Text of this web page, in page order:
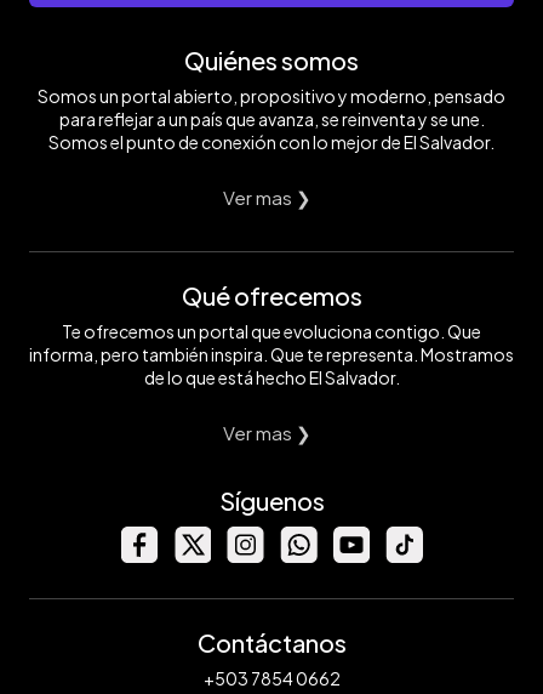
Quiénes somos
Somos un portal abierto, propositivo y moderno, pensado
para reflejar a un país que avanza, se reinventa y se une.
Somos el punto de conexión con lo mejor de El Salvador.
Ver mas ❯
Qué ofrecemos
Te ofrecemos un portal que evoluciona contigo. Que
informa, pero también inspira. Que te representa. Mostramos
de lo que está hecho El Salvador.
Ver mas ❯
Síguenos
Contáctanos
+503 7854 0662